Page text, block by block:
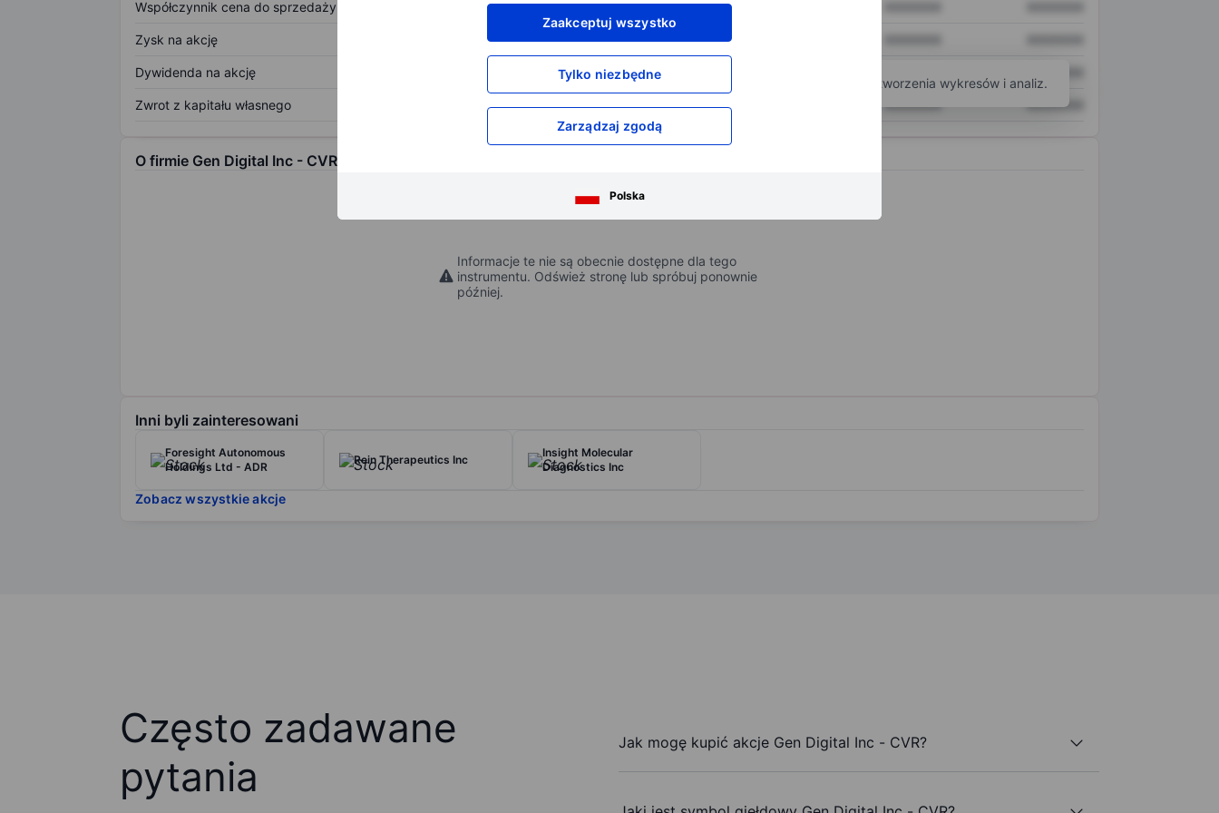
Zaakceptuj wszystko
Tylko niezbędne
Zarządzaj zgodą
Polska
Współczynnik cena do sprzedaży XXXXXXX
Zysk na akcję XXXXXXX
Dywidenda na akcję XXXXXXX
Zwrot z kapitału własnego XXXXXXX XXXXXXX XXXXXXX
Otwórz kontoaby uzyskać dostęp do większej ilości narzędzi do tworzenia wykresów i analiz.
O firmie Gen Digital Inc - CVR
Informacje te nie są obecnie dostępne dla tego
instrumentu. Odśwież stronę lub spróbuj ponownie
później.
Inni byli zainteresowani
Foresight Autonomous
Holdings Ltd - ADR
Rein Therapeutics Inc
Insight Molecular
Diagnostics Inc
Zobacz wszystkie akcje
Często zadawane
pytania
Jak mogę kupić akcje Gen Digital Inc - CVR?